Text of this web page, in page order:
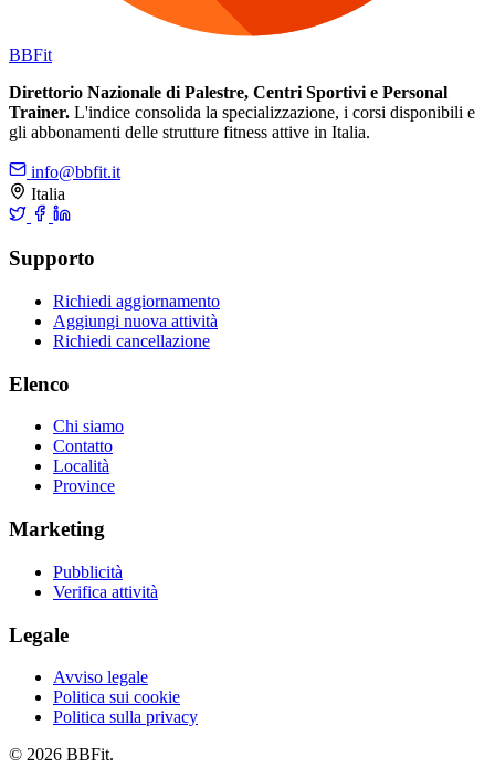
BBFit
Direttorio Nazionale di Palestre, Centri Sportivi e Personal
Trainer. L'indice consolida la specializzazione, i corsi disponibili e
gli abbonamenti delle strutture fitness attive in Italia.
info@bbfit.it
Italia
Supporto
Richiedi aggiornamento
Aggiungi nuova attività
Richiedi cancellazione
Elenco
Chi siamo
Contatto
Località
Province
Marketing
Pubblicità
Verifica attività
Legale
Avviso legale
Politica sui cookie
Politica sulla privacy
© 2026 BBFit.